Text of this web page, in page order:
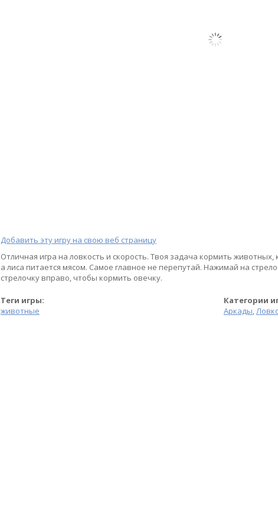
Добавить эту игру на свою веб страницу
Отличная игра на ловкость и скорость. Твоя задача кормить
а лиса питается мясом. Самое главное не перепутай. Нажимай на
стрелочку вправо, чтобы кормить овечку.
Теги игры:
Категории
животные
Аркады,